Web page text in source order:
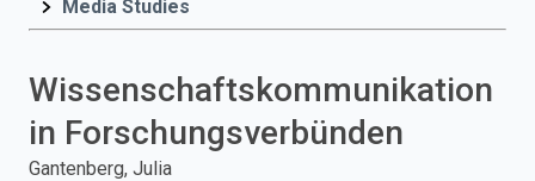
press
Media Studies
Wissenschaftskommunikation
in Forschungsverbünden
Gantenberg, Julia